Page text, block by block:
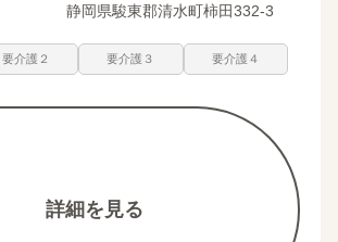
静岡県駿東郡清水町柿田332-3
要介護２ 要介護３ 要介護４
詳細を見る